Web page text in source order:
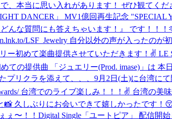
本当に思い入れがあります！ ぜひ観てくだ
DANCER」 MV1億回再生記念
な質問にも答えちゃいます！』 です！！！
LSF_Jewelry 自分以外の声が入ったの
ー初めて楽曲提供させていただきます！✌️ LE
ての提供曲 「ジュエリー(Prod. imase)」は
プリクラを添えて、、、 9月2日(土)に台湾に
台湾でのライブ楽しみ！！！✌️ 台湾の
久しぶりにお会いできて嬉しかったです！
ぇ〜！！ Digital Single「ユートピア」 配信開始